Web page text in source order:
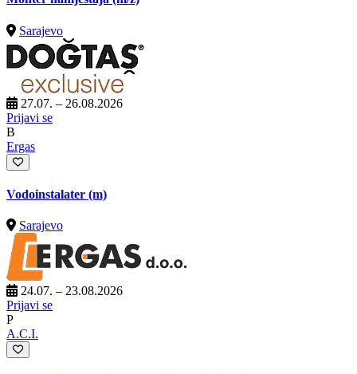
Sarajevo
27.07. – 26.08.2026
Prijavi se
B
Ergas
Vodoinstalater (m)
Sarajevo
24.07. – 23.08.2026
Prijavi se
P
A.C.I.